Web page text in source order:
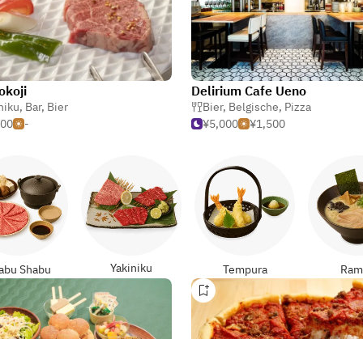
(Japanische Taverne)
, Bar, Bier
-
Delirium Cafe Ueno
Bier, Belgische, Pizza
¥5,000
¥1,500
Shabu Yakiniku Tempura